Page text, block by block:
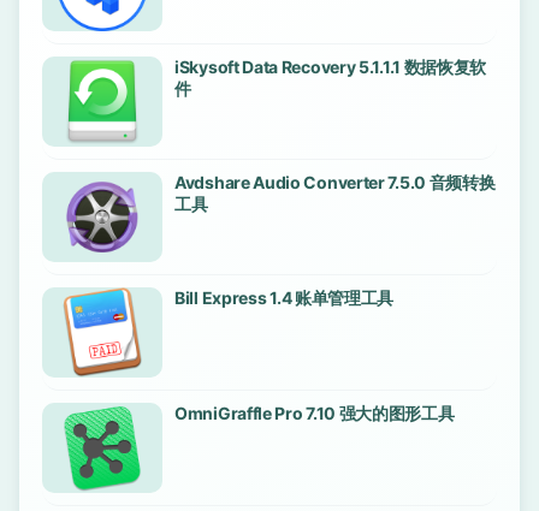
iSkysoft Data Recovery 5.1.1.1 数据恢复软
件
Avdshare Audio Converter 7.5.0 音频转换
工具
Bill Express 1.4 账单管理工具
OmniGraffle Pro 7.10 强大的图形工具